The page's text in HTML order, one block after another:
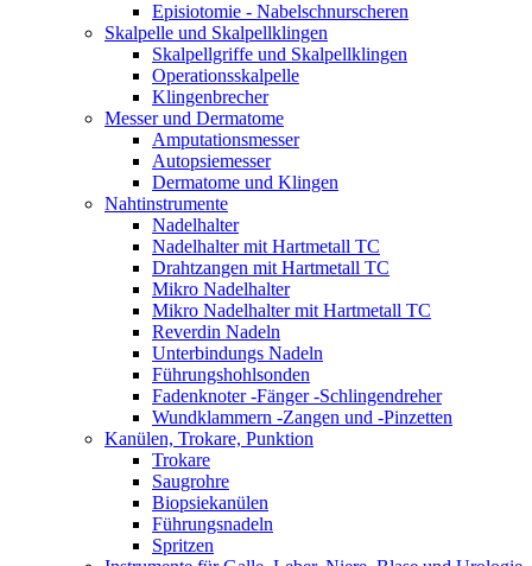
Episiotomie - Nabelschnurscheren
Skalpelle und Skalpellklingen
Skalpellgriffe und Skalpellklingen
Operationsskalpelle
Klingenbrecher
Messer und Dermatome
Amputationsmesser
Autopsiemesser
Dermatome und Klingen
Nahtinstrumente
Nadelhalter
Nadelhalter mit Hartmetall TC
Drahtzangen mit Hartmetall TC
Mikro Nadelhalter
Mikro Nadelhalter mit Hartmetall TC
Reverdin Nadeln
Unterbindungs Nadeln
Führungshohlsonden
Fadenknoter -Fänger -Schlingendreher
Wundklammern -Zangen und -Pinzetten
Kanülen, Trokare, Punktion
Trokare
Saugrohre
Biopsiekanülen
Führungsnadeln
Spritzen